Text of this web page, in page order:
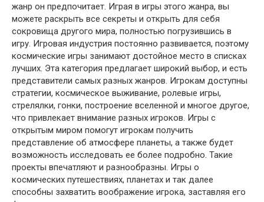
жанр он предпочитает. Играя в игры этого жанра, вы
можете раскрыть все секреты и открыть для себя
сокровища другого мира, полностью погрузившись в
игру. Игровая индустрия постоянно развивается, поэтому
космические игры занимают достойное место в списках
лучших. Эта категория предлагает широкий выбор, и есть
представители самых разных жанров. Игрокам доступны
стратегии, космическое выживание, ролевые игры,
стрелялки, гонки, построение вселенной и многое другое,
что привлекает внимание разных игроков. Игры с
открытым миром помогут игрокам получить
представление об атмосфере планеты, а также будет
возможность исследовать ее более подробно. Такие
проекты впечатляют и разнообразны. Игры о
космических путешествиях, планетах и ​​так далее
способны захватить воображение игрока, заставляя его